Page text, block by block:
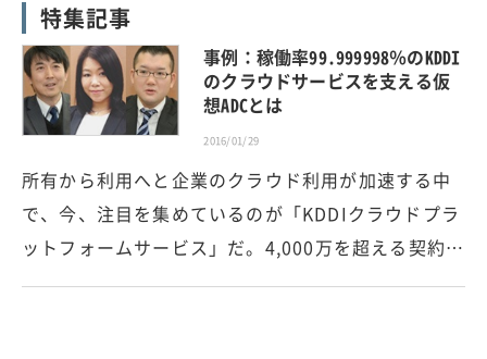
特集記事
事例：稼働率99.999998％のKDDI
のクラウドサービスを支える仮
想ADCとは
2016/01/29
所有から利用へと企業のクラウド利用が加速する中
で、今、注目を集めているのが「KDDIクラウドプラ
ットフォームサービス」だ。4,000万を超える契約…